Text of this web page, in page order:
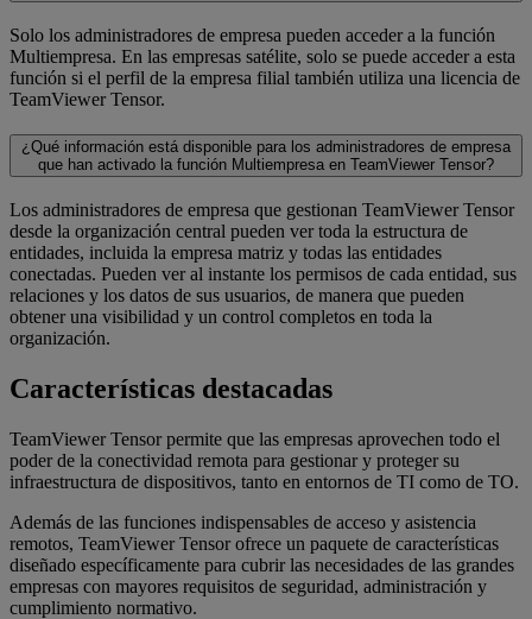
Solo los administradores de empresa pueden acceder a la función
Multiempresa. En las empresas satélite, solo se puede acceder a esta
función si el perfil de la empresa filial también utiliza una licencia de
TeamViewer Tensor.
¿Qué información está disponible para los administradores de empresa
que han activado la función Multiempresa en TeamViewer Tensor?
Los administradores de empresa que gestionan TeamViewer Tensor
desde la organización central pueden ver toda la estructura de
entidades, incluida la empresa matriz y todas las entidades
conectadas. Pueden ver al instante los permisos de cada entidad, sus
relaciones y los datos de sus usuarios, de manera que pueden
obtener una visibilidad y un control completos en toda la
organización.
Características destacadas
TeamViewer Tensor permite que las empresas aprovechen todo el
poder de la conectividad remota para gestionar y proteger su
infraestructura de dispositivos, tanto en entornos de TI como de TO.
Además de las funciones indispensables de acceso y asistencia
remotos, TeamViewer Tensor ofrece un paquete de características
diseñado específicamente para cubrir las necesidades de las grandes
empresas con mayores requisitos de seguridad, administración y
cumplimiento normativo.